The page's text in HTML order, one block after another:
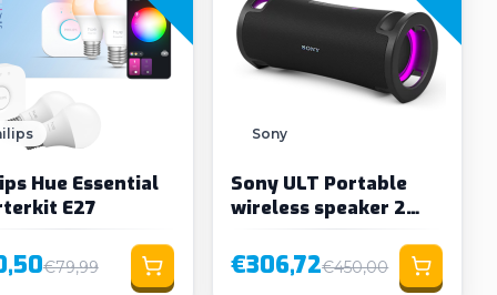
Hue Essential
E27
€79,99
Sony
Sony ULT Portable
wireless speaker 2
ULT modes black
€306,72€450,00